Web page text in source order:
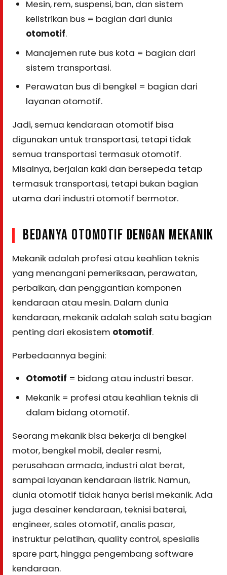
Mesin, rem, suspensi, ban, dan sistem
kelistrikan bus = bagian dari dunia
otomotif.
Manajemen rute bus kota = bagian dari
sistem transportasi.
Perawatan bus di bengkel = bagian dari
layanan otomotif.
Jadi, semua kendaraan otomotif bisa
digunakan untuk transportasi, tetapi tidak
semua transportasi termasuk otomotif.
Misalnya, berjalan kaki dan bersepeda tetap
termasuk transportasi, tetapi bukan bagian
utama dari industri otomotif bermotor.
BEDANYA OTOMOTIF DENGAN MEKANIK
Mekanik adalah profesi atau keahlian teknis
yang menangani pemeriksaan, perawatan,
perbaikan, dan penggantian komponen
kendaraan atau mesin. Dalam dunia
kendaraan, mekanik adalah salah satu bagian
penting dari ekosistem otomotif.
Perbedaannya begini:
Otomotif = bidang atau industri besar.
Mekanik = profesi atau keahlian teknis di
dalam bidang otomotif.
Seorang mekanik bisa bekerja di bengkel
motor, bengkel mobil, dealer resmi,
perusahaan armada, industri alat berat,
sampai layanan kendaraan listrik. Namun,
dunia otomotif tidak hanya berisi mekanik. Ada
juga desainer kendaraan, teknisi baterai,
engineer, sales otomotif, analis pasar,
instruktur pelatihan, quality control, spesialis
spare part, hingga pengembang software
kendaraan.